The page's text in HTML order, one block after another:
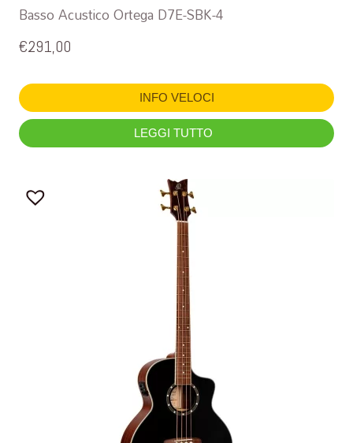
Basso Acustico Ortega D7E-SBK-4
€291,00
INFO VELOCI
LEGGI TUTTO